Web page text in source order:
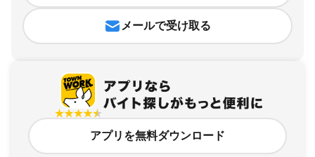
メールで受け取る
アプリを無料ダウンロード